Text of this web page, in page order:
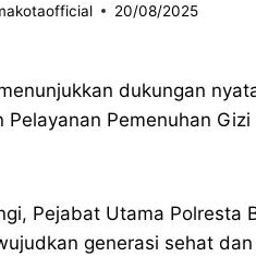
20/08/2025
dukungan
Pemenuhan Gizi
Pejabat Utama Polresta
generasi sehat